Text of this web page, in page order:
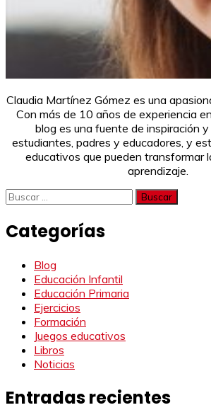
Claudia Martínez Gómez es una
Con más de 10 años de experiencia
blog es una fuente de inspiración
estudiantes, padres y educadores, y
educativos que pueden transformar
aprendizaje.
Buscar:
Categorías
Blog
Educación Infantil
Educación Primaria
Ejercicios
Formación
Juegos educativos
Libros
Noticias
Entradas recientes